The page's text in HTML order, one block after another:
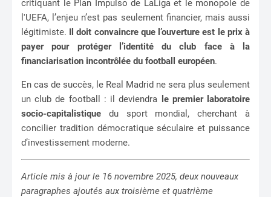
critiquant le Plan Impulso de LaLiga et le monopole de
l'UEFA, l’enjeu n’est pas seulement financier, mais aussi
légitimiste. Il doit convaincre que l’ouverture est le prix à
payer pour protéger l’identité du club face à la
financiarisation incontrôlée du football européen.
En cas de succès, le Real Madrid ne sera plus seulement
un club de football : il deviendra
le premier laboratoire
socio-capitalistique du sport mondial, cherchant à
concilier tradition démocratique séculaire et puissance
d’investissement moderne.
Article mis à jour le 16 novembre 2025, deux nouveaux
paragraphes ajoutés aux troisième et quatrième